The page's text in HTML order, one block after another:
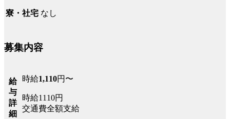
寮・社宅 なし
募集内容
給
与
詳
細
時給1,110円〜
時給1110円
交通費全額支給